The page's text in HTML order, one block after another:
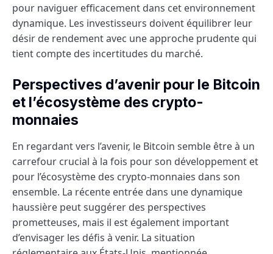
pour naviguer efficacement dans cet environnement
dynamique. Les investisseurs doivent équilibrer leur
désir de rendement avec une approche prudente qui
tient compte des incertitudes du marché.
Perspectives d’avenir pour le Bitcoin
et l’écosystème des crypto-
monnaies
En regardant vers l’avenir, le Bitcoin semble être à un
carrefour crucial à la fois pour son développement et
pour l’écosystème des crypto-monnaies dans son
ensemble. La récente entrée dans une dynamique
haussière peut suggérer des perspectives
prometteuses, mais il est également important
d’envisager les défis à venir. La situation